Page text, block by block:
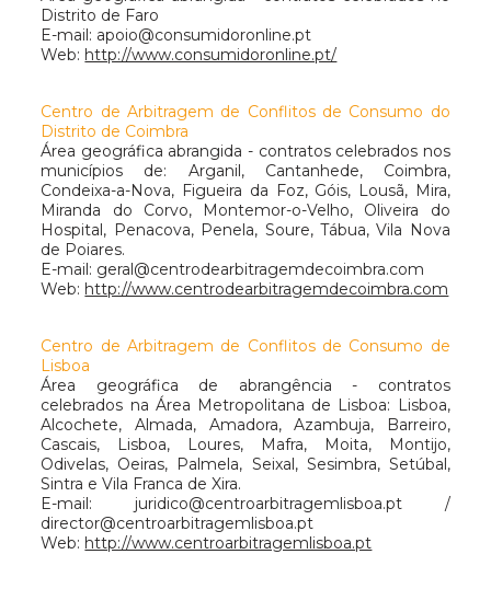
Distrito de Faro
E-mail: apoio@consumidoronline.pt
Web: http://www.consumidoronline.pt/
Centro de Arbitragem de Conflitos de Consumo do
Distrito de Coimbra
Área geográfica abrangida - contratos celebrados nos
municípios de: Arganil, Cantanhede, Coimbra,
Condeixa-a-Nova, Figueira da Foz, Góis, Lousã, Mira,
Miranda do Corvo, Montemor-o-Velho, Oliveira do
Hospital, Penacova, Penela, Soure, Tábua, Vila Nova
de Poiares.
E-mail: geral@centrodearbitragemdecoimbra.com
Web: http://www.centrodearbitragemdecoimbra.com
Centro de Arbitragem de Conflitos de Consumo de
Lisboa
Área geográfica de abrangência - contratos
celebrados na Área Metropolitana de Lisboa: Lisboa,
Alcochete, Almada, Amadora, Azambuja, Barreiro,
Cascais, Lisboa, Loures, Mafra, Moita, Montijo,
Odivelas, Oeiras, Palmela, Seixal, Sesimbra, Setúbal,
Sintra e Vila Franca de Xira.
E-mail: juridico@centroarbitragemlisboa.pt /
director@centroarbitragemlisboa.pt
Web: http://www.centroarbitragemlisboa.pt